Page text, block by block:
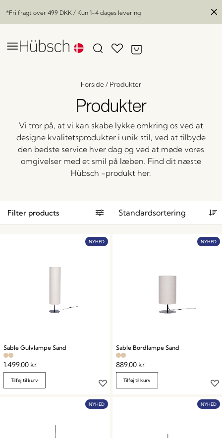
*Fri fragt over 499 DKK / Kun 1-4 dages levering
Forside/ Produkter
Produkter
Vi tror på, at vi kan skabe lykke omkring os ved at
designe kvalitetsprodukter i unik stil, ved at tilbyde
den bedste service hver dag og ved at møde vores
omgivelser med et smil på læben. Find dit næste
Hübsch -produkt her.
Filter products
NYHED
Sable Gulvlampe Sand
1.499,00 kr.
Tilføj til kurv
NYHED
Sable Bordlampe Sand
889,00 kr.
Tilføj til kurv
NYHED NYHED